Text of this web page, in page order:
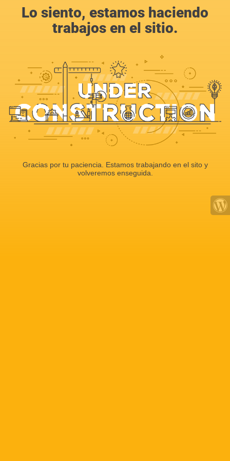
Lo siento, estamos haciendo
trabajos en el sitio.
Gracias por tu paciencia. Estamos trabajando en el sito y
volveremos enseguida.